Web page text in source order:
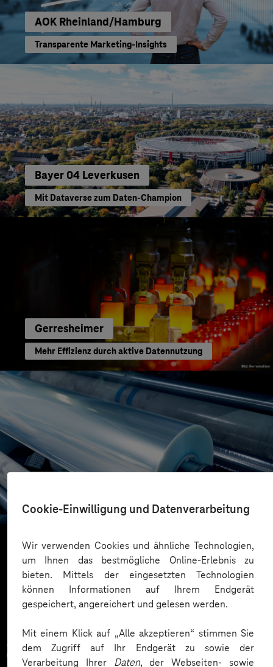
Cookie-Einwilligung und Datenverarbeitung
Wir verwenden Cookies und ähnliche Technologien,
um Ihnen das bestmögliche Online-Erlebnis zu
bieten. Mittels der eingesetzten Technologien
können Informationen auf Ihrem Endgerät
gespeichert, angereichert und gelesen werden.
Mit einem Klick auf „Alle akzeptieren“ stimmen Sie
dem Zugriff auf Ihr Endgerät zu sowie der
Verarbeitung Ihrer Daten, der Webseiten- sowie
AOK Rheinland/Hamburg
Transparente Marketing-Insights
Bayer 04 Leverkusen
Mit Dataverse zum Daten-Champion
Gerresheimer
Mehr Effizienz durch aktive Datennutzung
Von der Datenstrategie zur Datenplattform
Mehr laden
Zahlreiche Unternehmen